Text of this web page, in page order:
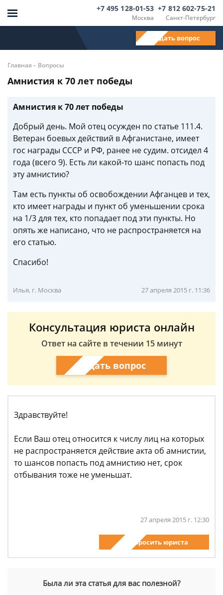
Москва
+7 495 128-01-53
Санкт-Петербург
+7 812 602-75-21
Задать вопрос
Главная - Вопросы
Амнистия к 70 лет победы
Амнистия к 70 лет победы
Добрый день. Мой отец осужден по статье 111.4.
Ветеран боевых действий в Афганистане, имеет
гос награды СССР и РФ, ранее не судим. отсидел 4
года (всего 9). Есть ли какой-то шанс попасть под
эту амнистию?
Там есть пункты об освобождении Афганцев и тех,
кто имеет награды и пункт об уменьшении срока
на 1/3 для тех, кто попадает под эти пункты. Но
опять же написано, что не распространяется на
его статью.
Спасибо!
Илья, г. Москва 27 апреля 2015 г. 11:36
Консультация юриста онлайн
Ответ на сайте в течении 15 минут
Задать вопрос
Здравствуйте!
Если Ваш отец относится к числу лиц на которых
не распространяется действие акта об амнистии,
то шансов попасть под амнистию нет, срок
отбывания тоже не уменьшат.
27 апреля 2015 г. 12:30
Спросить юриста
Была ли эта статья для вас полезной?